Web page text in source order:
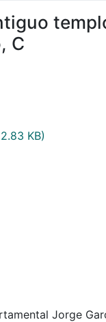
C
KB)
Jorge